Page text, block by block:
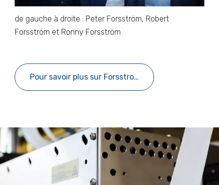
de gauche à droite : Peter Forsström, Robert
Forsström et Ronny Forsström
Pour savoir plus sur Forsstrom